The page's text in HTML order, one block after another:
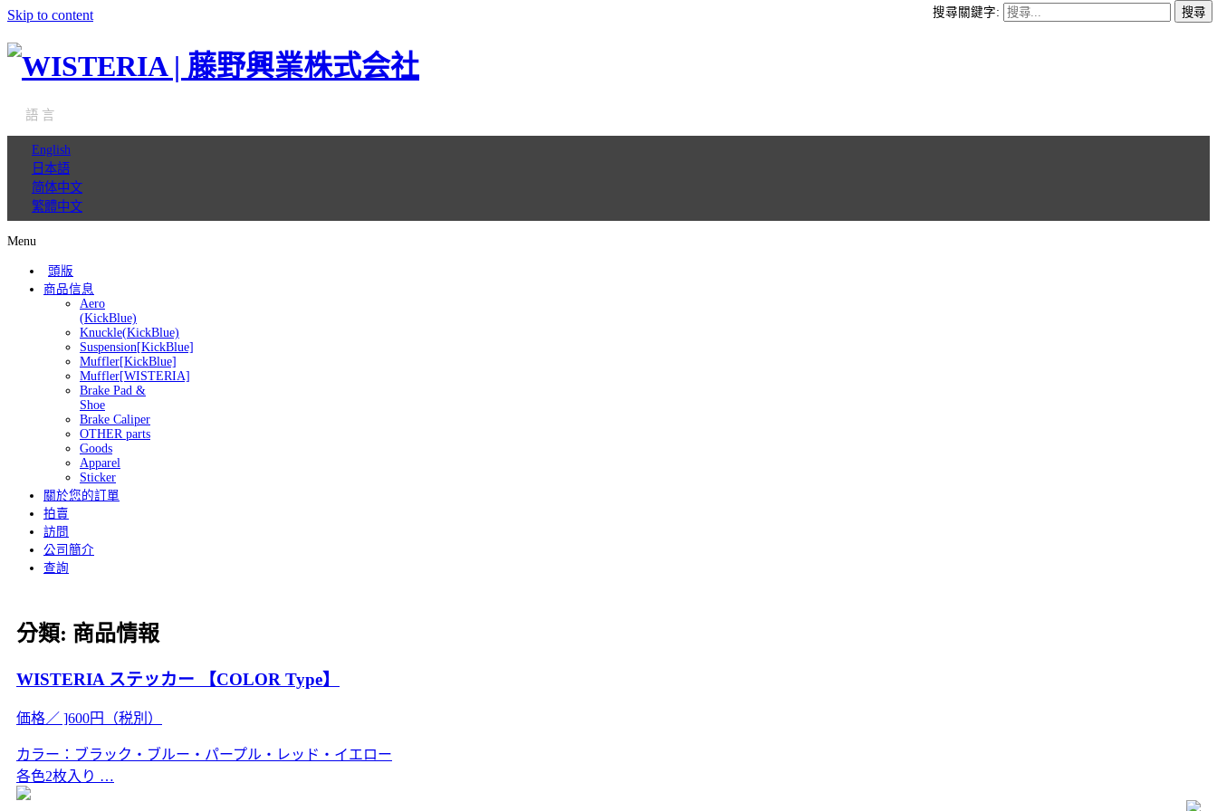
Skip to content
語 言
English
日本語
简体中文
繁體中文
Menu
頭版
商品信息
Aero
(KickBlue)
Knuckle(KickBlue)
Suspension[KickBlue]
Muffler[KickBlue]
Muffler[WISTERIA]
Brake Pad &
Shoe
Brake Caliper
OTHER parts
Goods
Apparel
Sticker
關於您的訂單
拍賣
訪問
公司簡介
查詢
搜尋關鍵字:
分類: 商品情報
WISTERIA ステッカー 【COLOR Type】
価格／ ]600円（税別）
カラー：ブラック・ブルー・パープル・レッド・イエロー
各色2枚入り …